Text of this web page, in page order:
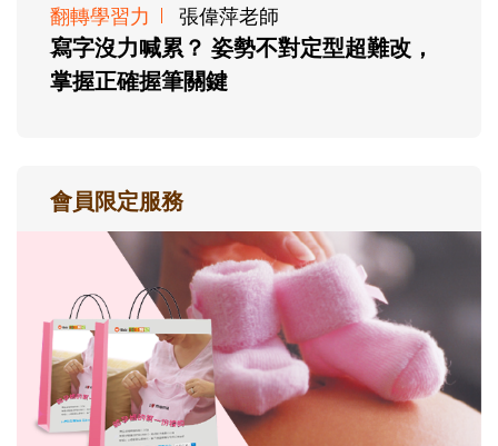
翻轉學習力 張偉萍老師
寫字沒力喊累？ 姿勢不對定型超難改，
掌握正確握筆關鍵
會員限定服務